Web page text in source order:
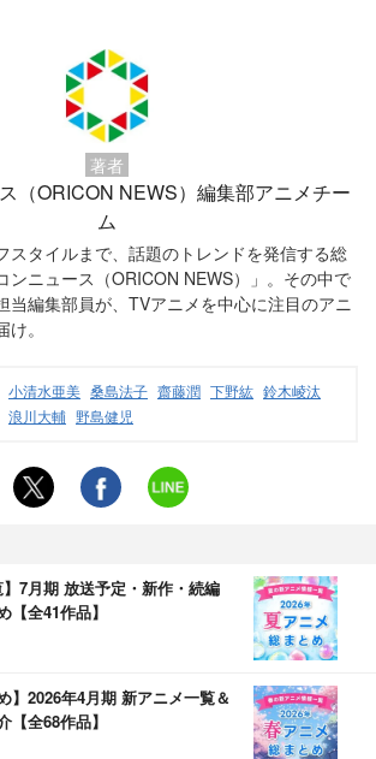
著者
（ORICON NEWS）編集部アニメチー
ム
スタイルまで、話題のトレンドを発信する総
ンニュース（ORICON NEWS）」。その中で
当編集部員が、TVアニメを中心に注目のアニ
。
小清水亜美 桑島法子 齋藤潤 下野紘 鈴木崚汰
浪川大輔 野島健児
】7月期 放送予定・新作・続編
【全41作品】
】2026年4月期 新アニメ一覧＆
【全68作品】